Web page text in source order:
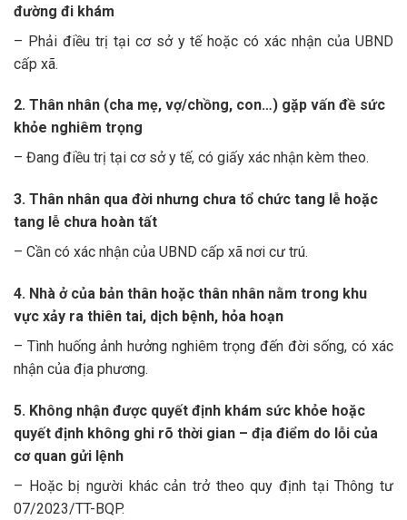
đường đi khám
– Phải điều trị tại cơ sở y tế hoặc có xác nhận của UBND
cấp xã.
2. Thân nhân (cha mẹ, vợ/chồng, con…) gặp vấn đề sức
khỏe nghiêm trọng
– Đang điều trị tại cơ sở y tế, có giấy xác nhận kèm theo.
3. Thân nhân qua đời nhưng chưa tổ chức tang lễ hoặc
tang lễ chưa hoàn tất
– Cần có xác nhận của UBND cấp xã nơi cư trú.
4. Nhà ở của bản thân hoặc thân nhân nằm trong khu
vực xảy ra thiên tai, dịch bệnh, hỏa hoạn
– Tình huống ảnh hưởng nghiêm trọng đến đời sống, có xác
nhận của địa phương.
5. Không nhận được quyết định khám sức khỏe hoặc
quyết định không ghi rõ thời gian – địa điểm do lỗi của
cơ quan gửi lệnh
– Hoặc bị người khác cản trở theo quy định tại Thông tư
07/2023/TT-BQP.